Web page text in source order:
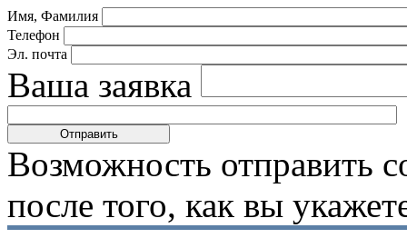
Имя, Фамилия
Телефон
Эл. почта
Ваша заявка
Возможность отправить
после того, как вы